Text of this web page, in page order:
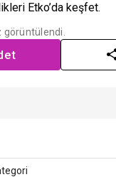
Etko’da keşfet.
görüntülendi.